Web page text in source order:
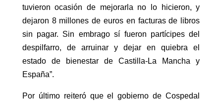
tuvieron ocasión de mejorarla no lo hicieron, y
dejaron 8 millones de euros en facturas de libros
sin pagar. Sin embrago sí fueron partícipes del
despilfarro, de arruinar y dejar en quiebra el
estado de bienestar de Castilla-La Mancha y
España”.
Por último reiteró que el gobierno de Cospedal